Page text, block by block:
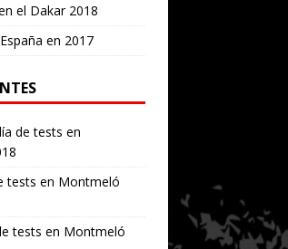
el Dakar 2018
en 2017
de tests en
tests en Montmeló
tests en Montmeló